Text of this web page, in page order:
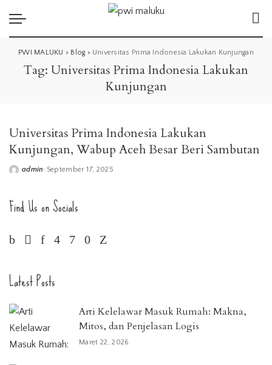
PWI MALUKU > Blog > Universitas Prima Indonesia Lakukan Kunjungan
Tag: Universitas Prima Indonesia Lakukan
Kunjungan
Universitas Prima Indonesia Lakukan
Kunjungan, Wabup Aceh Besar Beri Sambutan
Posted
admin September 17, 2025
Find Us on Socials
Latest Posts
Arti Kelelawar Masuk Rumah: Makna,
Mitos, dan Penjelasan Logis
Maret 22, 2026